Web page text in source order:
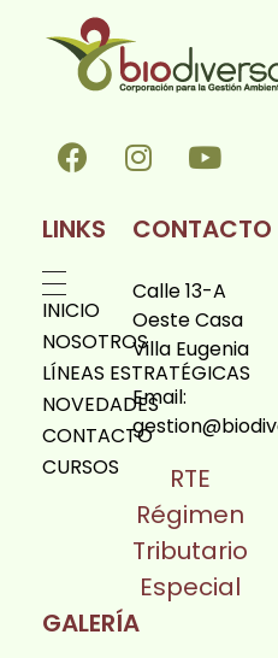
LINKS
INICIO
NOSOTROS
LÍNEAS ESTRATÉGICAS
NOVEDADES
CONTACTO
CURSOS
CONTACTO
Calle 13-A
Oeste Casa
Villa Eugenia
Email:
RTE
Régimen
Tributario
Especial
GALERÍA